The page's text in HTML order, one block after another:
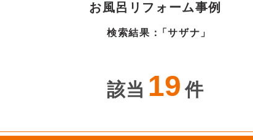
お風呂リフォーム事例
検索結果： サザナ
該当 19 件